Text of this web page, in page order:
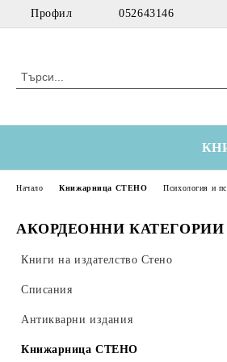
Профил 052643146
АКОРДЕОННИ КАТЕГОРИИ
Книги на издателство Стено
Морски
Технически
Медицински
Списания
Здравна икономика
Оториноларингология
Антикварни издания
Научна литература
Книжарница СТЕНО
Начало Книжарница СТЕНО Психология и